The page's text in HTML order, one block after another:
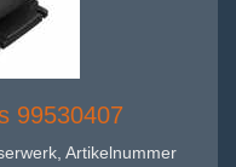
99530407
Artikelnummer